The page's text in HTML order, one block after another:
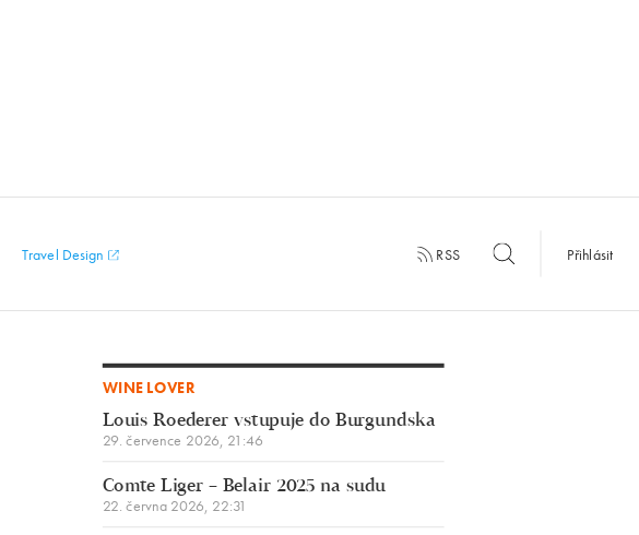
Travel Design RSS Přihlásit
WINE LOVER
Louis Roederer vstupuje do Burgundska
29. července 2026, 21:46
Comte Liger – Belair 2025 na sudu
22. června 2026, 22:31